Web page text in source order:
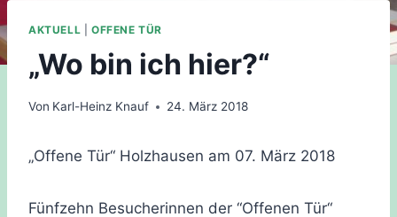
AKTUELL OFFENE TÜR
„Wo bin ich hier?“
Von Karl-Heinz Knauf 24. März 2018
„Offene Tür“ Holzhausen am 07. März 2018
Fünfzehn Besucherinnen der “Offenen Tür“